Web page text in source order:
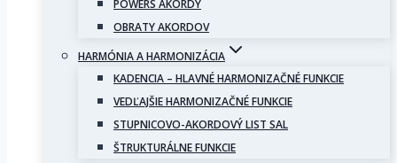
POWERS AKORDY
OBRATY AKORDOV
HARMÓNIA A HARMONIZÁCIA
KADENCIA – HLAVNÉ HARMONIZAČNÉ FUNKCIE
VEDĽAJŠIE HARMONIZAČNÉ FUNKCIE
STUPNICOVO-AKORDOVÝ LIST SAL
ŠTRUKTURÁLNE FUNKCIE